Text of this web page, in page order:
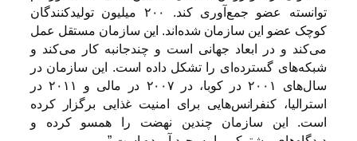
توانسته عضو جمع‌آوری کند. ۲۰۰ میلیون تولیدکنندگان
کوچک عضو این سازمان شده‌اند. این سازمان مستقل عمل
می‌کند و در ابعاد جهانی است و چندجانبه کار می‌کند و
شبکه‌های گسترده‌ای را تشکل داده است. این سازمان در
سال‌های ۲۰۰۱ در کوبا، در ۲۰۰۷ در مالی و ۲۰۱۱ در
استرالیا، کنفرانس‌هایی برای امنیت غذایی برگزار کرده
است. این سازمان چندین نهضت را همسو کرده و